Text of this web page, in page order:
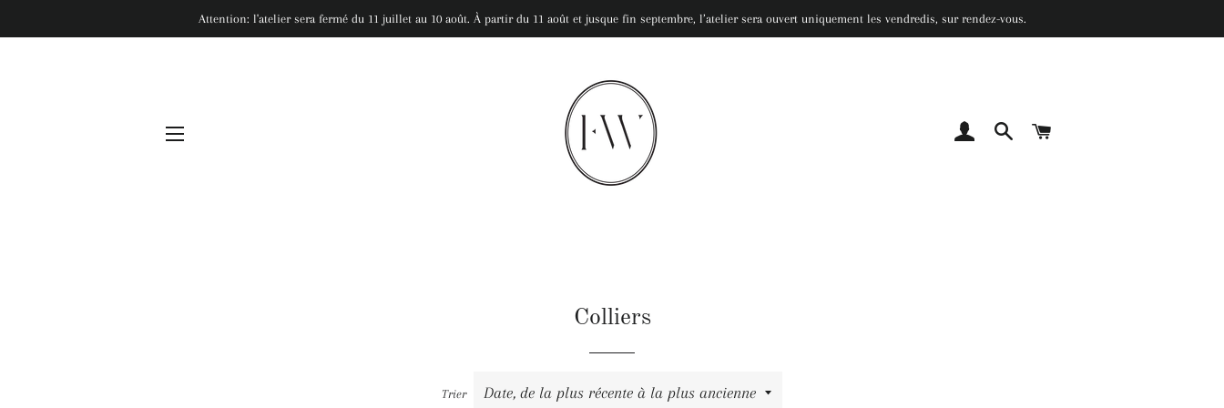
Attention: l'atelier sera fermé du 11 juillet au 10 août. À partir du 11 août et jusque fin septembre, l’atelier sera ouvert uniquement les vendredis, sur rendez-vous.
SE CONNECTER
RECHERCHER
Colliers
Trier